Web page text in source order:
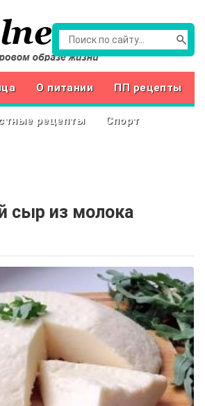
О питании ПП рецепты
рецепты Спорт
сыр из молока